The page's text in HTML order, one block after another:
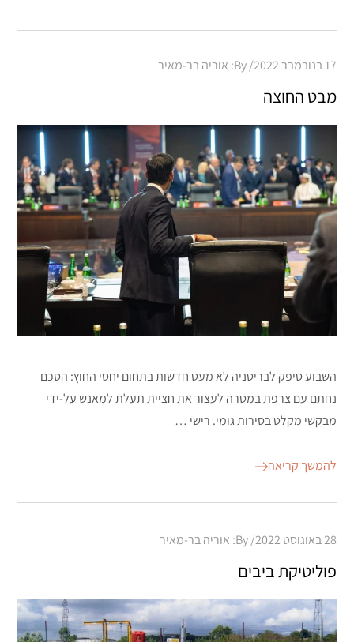
Posted
17 בנובמבר 2022 By: אוריה בר-מאיר
מבט החוצה
השבוע סיפק לבריטניה לא מעט חדשות בתחום יחסי החוץ: הסכם
נחתם עם צרפת במטרה לעצור את חציית תעלת למאנש על-ידי
מבקשי מקלט בסירות גומי. רישי …
להמשך קריאה
Posted
28 באוגוסט 2022 By: אוריה בר-מאיר
פוליטיקת ביבים